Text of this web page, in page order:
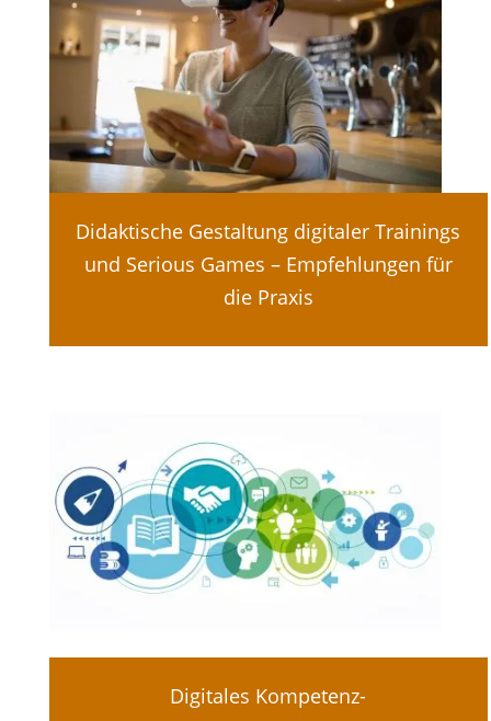
Didaktische Gestaltung digitaler Trainings
und Serious Games – Empfehlungen für
die Praxis
Digitales Kompetenz-